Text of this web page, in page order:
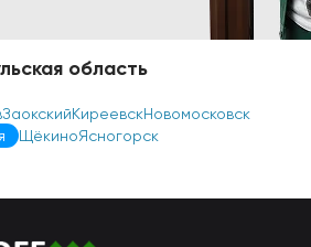
область
ЗаокскийКиреевскНовомосковск
ЩёкиноЯсногорск